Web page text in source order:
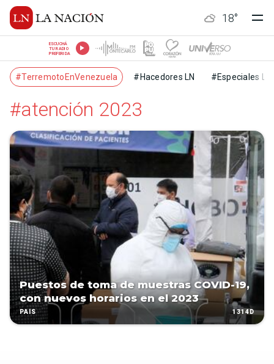
18°
ESCUCHÁ
TU RADIO
PREFERIDA
#TerremotoEnVenezuela #Hacedores LN #Especiales LN
#atención 2023
Puestos de toma de muestras COVID-19,
con nuevos horarios en el 2023
PAÍS 1314D